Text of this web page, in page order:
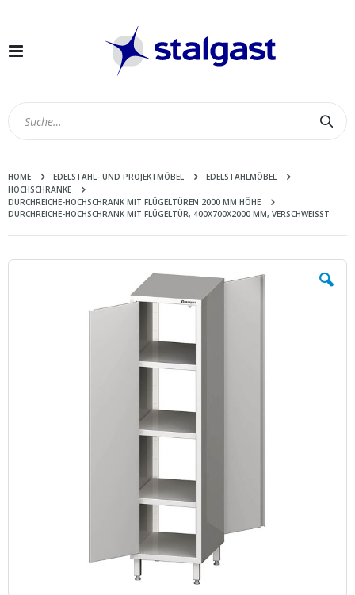
Navigation
HOME EDELSTAHL- UND PROJEKTMÖBEL
EDELSTAHLMÖBEL
HOCHSCHRÄNKE
DURCHREICHE-HOCHSCHRANK MIT FLÜGELTÜREN 2000 MM HÖHE
DURCHREICHE-HOCHSCHRANK MIT FLÜGELTÜR, 400X700X2000 MM, VERSCHWEISST
Zum